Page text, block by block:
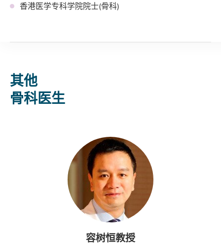
香港医学专科学院院士(骨科)
其他
骨科医生
容树恒教授